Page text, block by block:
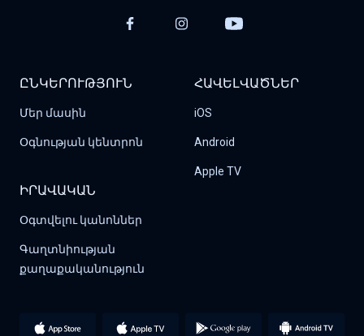
ԸՆԿԵՐՈՒԹՅՈՒՆ
Մեր մասին
Օգնության կենտրոն
ՀԱՎԵԼՎԱԾՆԵՐ
iOS
Android
Apple TV
ԻՐԱՎԱԿԱՆ
Օգտվելու կանոններ
Գաղտնիության
քաղաքականություն